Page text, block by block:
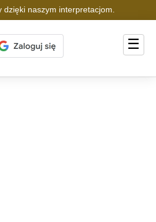
naszym interpretacjom.
☰